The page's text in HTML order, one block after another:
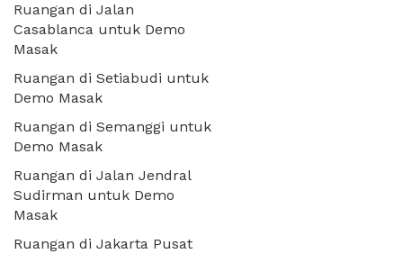
Ruangan di Jalan
Casablanca untuk Demo
Masak
Ruangan di Setiabudi untuk
Demo Masak
Ruangan di Semanggi untuk
Demo Masak
Ruangan di Jalan Jendral
Sudirman untuk Demo
Masak
Ruangan di Jakarta Pusat